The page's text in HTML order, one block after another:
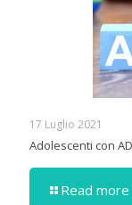
17 Luglio 2021
Adolescenti con
Read more